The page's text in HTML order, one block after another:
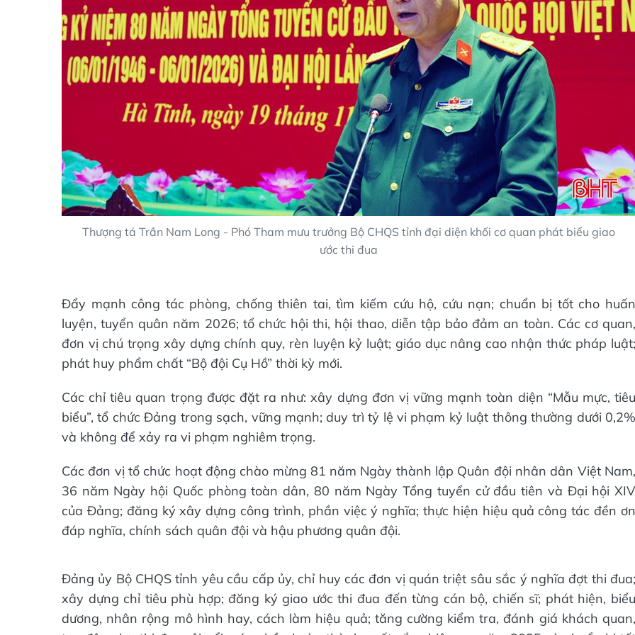
Thượng tá Trần Nam Long - Phó Tham mưu trưởng Bộ CHQS tỉnh đại diện khối cơ quan phát biểu giao
ước thi đua
Đẩy mạnh công tác phòng, chống thiên tai, tìm kiếm cứu hộ, cứu nạn; chuẩn bị tốt cho huấn
luyện, tuyển quân năm 2026; tổ chức hội thi, hội thao, diễn tập bảo đảm an toàn. Các cơ quan,
đơn vị chú trọng xây dựng chính quy, rèn luyện kỷ luật; giáo dục nâng cao nhận thức pháp luật;
phát huy phẩm chất “Bộ đội Cụ Hồ” thời kỳ mới.
Các chỉ tiêu quan trọng được đặt ra như: xây dựng đơn vị vững mạnh toàn diện “Mẫu mực, tiêu
biểu”, tổ chức Đảng trong sạch, vững mạnh; duy trì tỷ lệ vi phạm kỷ luật thông thường dưới 0,2%
và không để xảy ra vi phạm nghiêm trọng.
Các đơn vị tổ chức hoạt động chào mừng 81 năm Ngày thành lập Quân đội nhân dân Việt Nam,
36 năm Ngày hội Quốc phòng toàn dân, 80 năm Ngày Tổng tuyển cử đầu tiên và Đại hội XIV
của Đảng; đăng ký xây dựng công trình, phần việc ý nghĩa; thực hiện hiệu quả công tác đền ơn
đáp nghĩa, chính sách quân đội và hậu phương quân đội.
Đảng ủy Bộ CHQS tỉnh yêu cầu cấp ủy, chỉ huy các đơn vị quán triệt sâu sắc ý nghĩa đợt thi đua;
xây dựng chỉ tiêu phù hợp; đăng ký giao ước thi đua đến từng cán bộ, chiến sĩ; phát hiện, biểu
dương, nhân rộng mô hình hay, cách làm hiệu quả; tăng cường kiểm tra, đánh giá khách quan,